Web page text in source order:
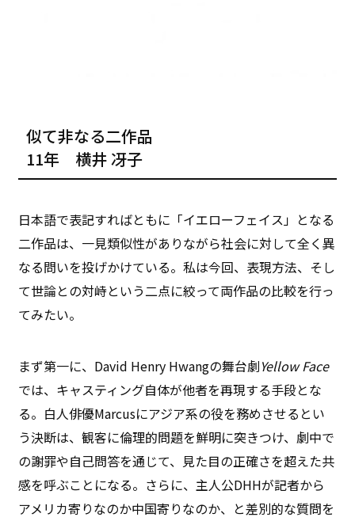
似て非なる二作品
11年 横井 冴子
日本語で表記すればともに「イエローフェイス」となる
二作品は、一見類似性がありながら社会に対して全く異
なる問いを投げかけている。私は今回、表現方法、そし
て世論との対峙という二点に絞って両作品の比較を行っ
てみたい。
まず第一に、David Henry Hwangの舞台劇Yellow Face
では、キャスティング自体が他者を再現する手段とな
る。白人俳優Marcusにアジア系の役を務めさせるとい
う決断は、観客に倫理的問題を鮮明に突きつけ、劇中で
の謝罪や自己問答を通じて、見た目の正確さを超えた共
感を呼ぶことになる。さらに、主人公DHHが記者から
アメリカ寄りなのか中国寄りなのか、と差別的な質問を